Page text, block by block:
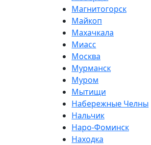
Магнитогорск
Майкоп
Махачкала
Миасс
Москва
Мурманск
Муром
Мытищи
Набережные Челны
Нальчик
Наро-Фоминск
Находка